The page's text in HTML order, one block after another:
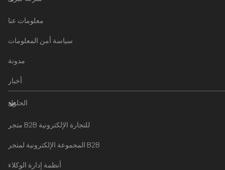
معلومات عنا
سياسة أمن المعلومات
مدونة
أخبار
الحلول
متجر B2B للتجارة الإلكترونية
المجموعة الإلكترونية لمتجر B2B
أنظمة إدارة الوكلاء